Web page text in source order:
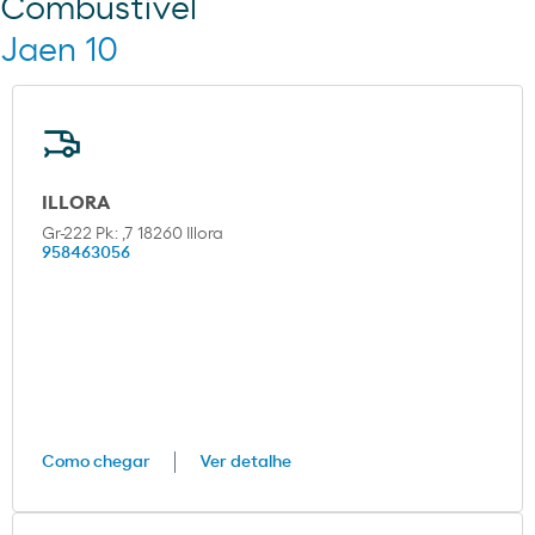
Combustível
Jaen 10
ILLORA
Gr-222 Pk: ,7 18260 Illora
958463056
Como chegar Ver detalhe